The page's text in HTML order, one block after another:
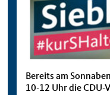
Bereits am
10-12 Uhr die CDU-